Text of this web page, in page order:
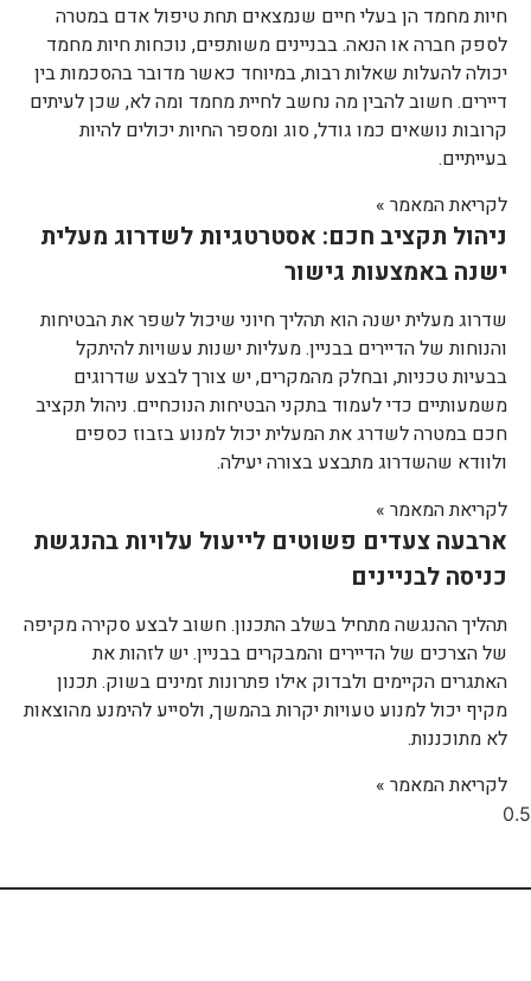
חיות מחמד הן בעלי חיים שנמצאים תחת טיפול אדם במטרה
לספק חברה או הנאה. בבניינים משותפים, נוכחות חיות מחמד
יכולה להעלות שאלות רבות, במיוחד כאשר מדובר בהסכמות בין
דיירים. חשוב להבין מה נחשב לחיית מחמד ומה לא, שכן לעיתים
קרובות נושאים כמו גודל, סוג ומספר החיות יכולים להיות
בעייתיים.
לקריאת המאמר »
ניהול תקציב חכם: אסטרטגיות לשדרוג מעלית
ישנה באמצעות גישור
שדרוג מעלית ישנה הוא תהליך חיוני שיכול לשפר את הבטיחות
והנוחות של הדיירים בבניין. מעליות ישנות עשויות להיתקל
בבעיות טכניות, ובחלק מהמקרים, יש צורך לבצע שדרוגים
משמעותיים כדי לעמוד בתקני הבטיחות הנוכחיים. ניהול תקציב
חכם במטרה לשדרג את המעלית יכול למנוע בזבוז כספים
ולוודא שהשדרוג מתבצע בצורה יעילה.
לקריאת המאמר »
ארבעה צעדים פשוטים לייעול עלויות בהנגשת
כניסה לבניינים
תהליך ההנגשה מתחיל בשלב התכנון. חשוב לבצע סקירה מקיפה
של הצרכים של הדיירים והמבקרים בבניין. יש לזהות את
האתגרים הקיימים ולבדוק אילו פתרונות זמינים בשוק. תכנון
מקיף יכול למנוע טעויות יקרות בהמשך, ולסייע להימנע מהוצאות
לא מתוכננות.
לקריאת המאמר »